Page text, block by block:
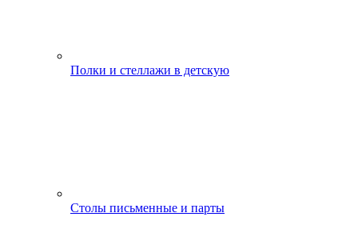
Полки и стеллажи в детскую
Столы письменные и парты